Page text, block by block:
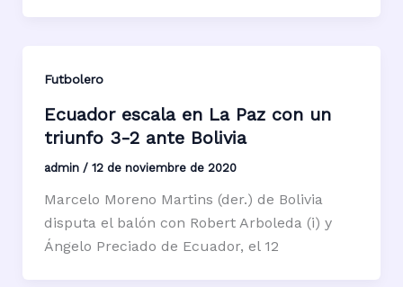
Futbolero
Ecuador escala en La Paz con un
triunfo 3-2 ante Bolivia
admin / 12 de noviembre de 2020
Marcelo Moreno Martins (der.) de Bolivia
disputa el balón con Robert Arboleda (i) y
Ángelo Preciado de Ecuador, el 12